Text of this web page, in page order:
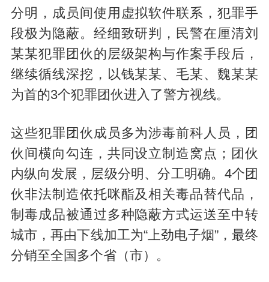
分明，成员间使用虚拟软件联系，犯罪手
段极为隐蔽。经细致研判，民警在厘清刘
某某犯罪团伙的层级架构与作案手段后，
继续循线深挖，以钱某某、毛某、魏某某
为首的3个犯罪团伙进入了警方视线。
这些犯罪团伙成员多为涉毒前科人员，团
伙间横向勾连，共同设立制造窝点；团伙
内纵向发展，层级分明、分工明确。4个团
伙非法制造依托咪酯及相关毒品替代品，
制毒成品被通过多种隐蔽方式运送至中转
城市，再由下线加工为“上劲电子烟”，最终
分销至全国多个省（市）。